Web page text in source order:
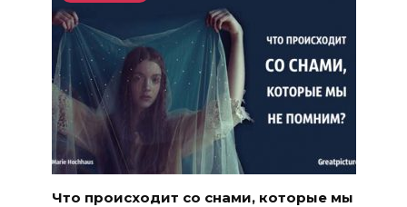
Что происходит со снами, которые мы